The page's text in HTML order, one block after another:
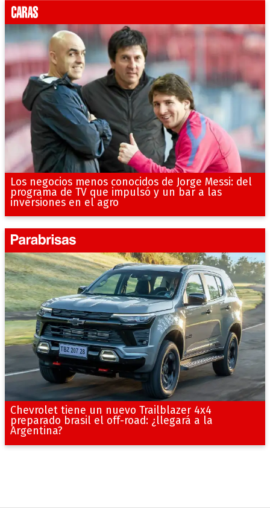
Los negocios menos conocidos de Jorge Messi: del
programa de TV que impulsó y un bar a las
inversiones en el agro
Chevrolet tiene un nuevo Trailblazer 4x4
preparado brasil el off-road: ¿llegará a la
Argentina?